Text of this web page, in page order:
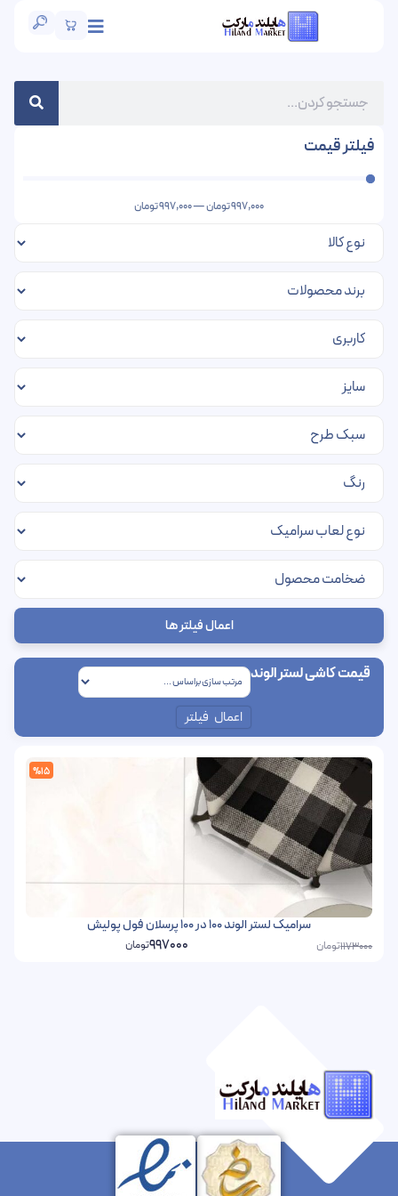
فیلتر قیمت
997,000تومان—
997,000تومان
اعمال فیلتر ها
قیمت کاشی لستر الوند
اعمال فیلتر
%15
سرامیک لستر الوند 100 در 100 پرسلان فول پولیش
1173000تومان 997000تومان